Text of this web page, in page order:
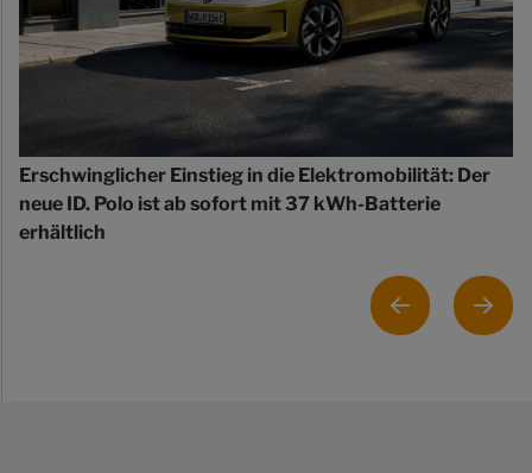
Erschwinglicher Einstieg in die Elektromobilität: Der
neue ID. Polo ist ab sofort mit 37 kWh-Batterie
erhältlich